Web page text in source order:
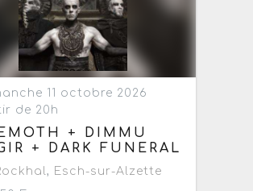
11 octobre 2026
de 20h
+ DIMMU
+ DARK FUNERAL
, Esch-sur-Alzette